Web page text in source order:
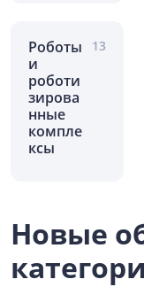
Роботы
и
роботи
зирова
нные
компле
ксы
13
Новые